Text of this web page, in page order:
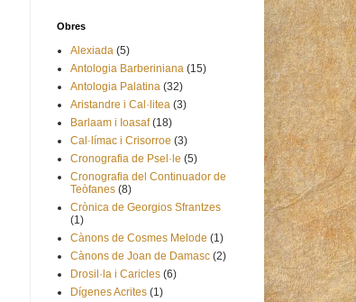
Obres
Alexiada (5)
Antologia Barberiniana (15)
Antologia Palatina (32)
Aristandre i Cal·litea (3)
Barlaam i Ioasaf (18)
Cal·límac i Crisorroe (3)
Cronografia de Psel·le (5)
Cronografia del Continuador de
Teòfanes (8)
Crònica de Georgios Sfrantzes
(1)
Cànons de Cosmes Melode (1)
Cànons de Joan de Damasc (2)
Drosil·la i Caricles (6)
Dígenes Acrites (1)